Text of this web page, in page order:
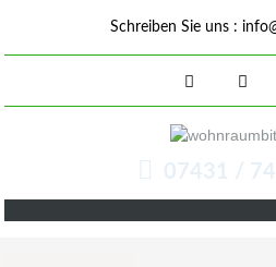
Schreiben Sie uns :
07431 /